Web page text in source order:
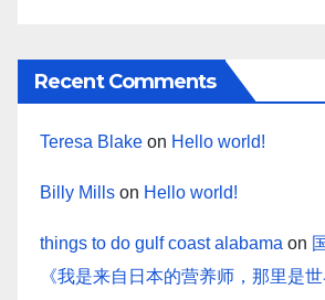
Recent Comments
Teresa Blake on Hello world!
Billy Mills on Hello world!
things to do gulf coast alabama on
《我是来自日本的营养师，那里是